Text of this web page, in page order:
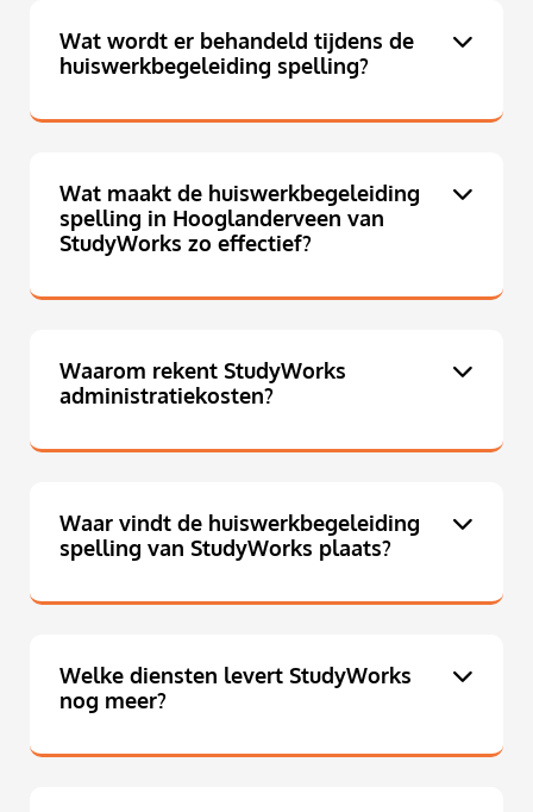
Wat wordt er behandeld tijdens de
huiswerkbegeleiding spelling?
Wat maakt de huiswerkbegeleiding
spelling in Hooglanderveen van
StudyWorks zo effectief?
Waarom rekent StudyWorks
administratiekosten?
Waar vindt de huiswerkbegeleiding
spelling van StudyWorks plaats?
Welke diensten levert StudyWorks
nog meer?